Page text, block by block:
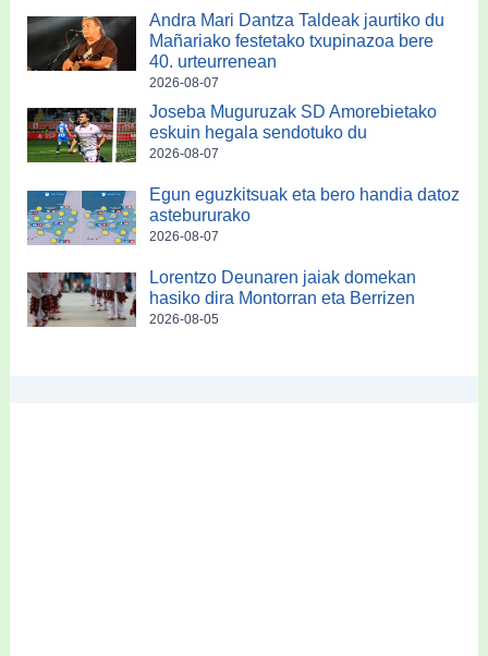
Andra Mari Dantza Taldeak jaurtiko du
Mañariako festetako txupinazoa bere
40. urteurrenean
2026-08-07
Joseba Muguruzak SD Amorebietako
eskuin hegala sendotuko du
2026-08-07
Egun eguzkitsuak eta bero handia datoz
astebururako
2026-08-07
Lorentzo Deunaren jaiak domekan
hasiko dira Montorran eta Berrizen
2026-08-05